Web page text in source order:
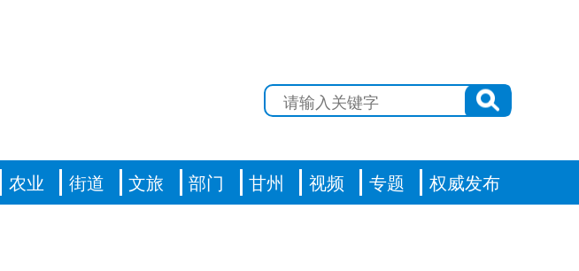
农业 街道 文旅 部门 甘州 视频 专题 权威发布